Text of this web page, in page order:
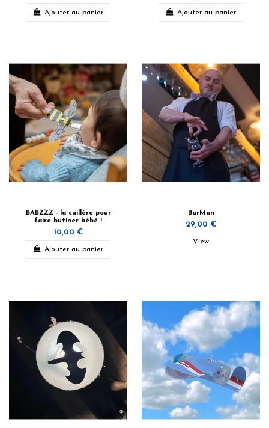
Ajouter au panier Ajouter au panier
BABZZZ - la cuillère pour
faire butiner bébé !
10,00 €
Ajouter au panier
BarMan
29,00 €
View